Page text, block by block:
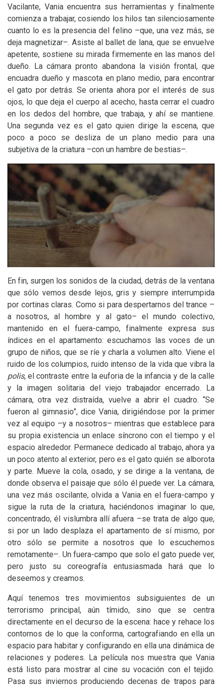
Vacilante, Vania encuentra sus herramientas y finalmente
comienza a trabajar, cosiendo los hilos tan silenciosamente
cuanto lo es la presencia del felino –que, una vez más, se
deja magnetizar–. Asiste al ballet de lana, que se envuelve
apetente, sostiene su mirada firmemente en las manos del
dueño. La cámara pronto abandona la visión frontal, que
encuadra dueño y mascota en plano medio, para encontrar
el gato por detrás. Se orienta ahora por el interés de sus
ojos, lo que deja el cuerpo al acecho, hasta cerrar el cuadro
en los dedos del hombre, que trabaja, y ahí se mantiene.
Una segunda vez es el gato quien dirige la escena, que
poco a poco se desliza de un plano medio para una
subjetiva de la criatura –con un hambre de bestias–.
En fin, surgen los sonidos de la ciudad, detrás de la ventana
que sólo vemos desde lejos, gris y siempre interrumpida
por cortinas claras. Como si para despertarnos del trance –
a nosotros, al hombre y al gato– el mundo colectivo,
mantenido en el fuera-campo, finalmente expresa sus
índices en el apartamento: escuchamos las voces de un
grupo de niños, que se ríe y charla a volumen alto. Viene el
ruido de los columpios, ruido intenso de la vida que vibra la
polis, el contraste entre la euforia de la infancia y de la calle
y la imagen solitaria del viejo trabajador encerrado. La
cámara, otra vez distraída, vuelve a abrir el cuadro. “Se
fueron al gimnasio”, dice Vania, dirigiéndose por la primer
vez al equipo –y a nosotros– mientras que establece para
su propia existencia un enlace síncrono con el tiempo y el
espacio alrededor. Permanece dedicado al trabajo, ahora ya
un poco atento al exterior, pero es el gato quién se alborota
y parte. Mueve la cola, osado, y se dirige a la ventana, de
donde observa el paisaje que sólo él puede ver. La cámara,
una vez más oscilante, olvida a Vania en el fuera-campo y
sigue la ruta de la criatura, haciéndonos imaginar lo que,
concentrado, él vislumbra allí afuera –se trata de algo que,
si por un lado desplaza el apartamento de sí mismo, por
otro sólo se permite a nosotros que lo escuchemos
remotamente–. Un fuera-campo que solo el gato puede ver,
pero justo su coreografía entusiasmada hará que lo
deseemos y creamos.
Aquí tenemos tres movimientos subsiguientes de un
terrorismo principal, aún tímido, sino que se centra
directamente en el decurso de la escena: hace y rehace los
contornos de lo que la conforma, cartografiando en ella un
espacio para habitar y configurando en ella una dinámica de
relaciones y poderes. La película nos muestra que Vania
está listo para mostrar al cine su vocación con el tejido.
Pasa sus inviernos produciendo decenas de trapos para